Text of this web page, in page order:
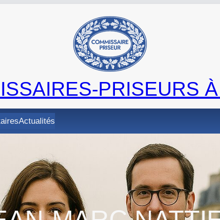
PRISEURS
Actualités